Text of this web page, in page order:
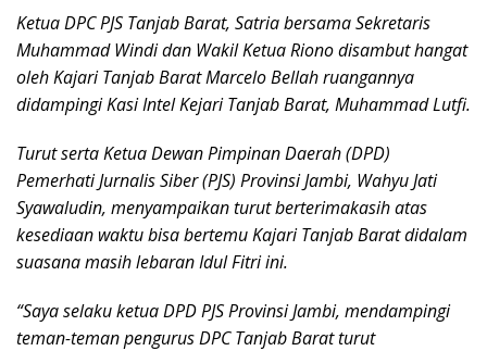
Ketua DPC PJS Tanjab Barat, Satria bersama Sekretaris
Muhammad Windi dan Wakil Ketua Riono disambut hangat
oleh Kajari Tanjab Barat Marcelo Bellah ruangannya
didampingi Kasi Intel Kejari Tanjab Barat, Muhammad Lutfi.
Turut serta Ketua Dewan Pimpinan Daerah (DPD)
Pemerhati Jurnalis Siber (PJS) Provinsi Jambi, Wahyu Jati
Syawaludin, menyampaikan turut berterimakasih atas
kesediaan waktu bisa bertemu Kajari Tanjab Barat didalam
suasana masih lebaran Idul Fitri ini.
“Saya selaku ketua DPD PJS Provinsi Jambi, mendampingi
teman-teman pengurus DPC Tanjab Barat turut